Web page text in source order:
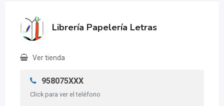
Librería Papelería Letras
Ver tienda
958075XXX
Click para ver el teléfono